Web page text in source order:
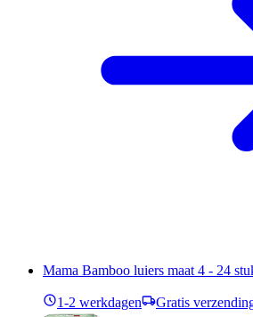
Mama Bamboo luiers maat 4 - 24
1-2 werkdagen Gratis